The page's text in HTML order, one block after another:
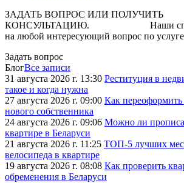
ЗАДАТЬ ВОПРОС ИЛИ
КОНСУЛЬТАЦИЮ. Наши
на любой интересующий вопрос по услуге
Задать вопрос
БлогВсе записи
31 августа 2026 г. 13:30 Реституция в
такое и когда нужна
27 августа 2026 г. 09:00 Как
нового собственника
24 августа 2026 г. 09:06 Можно ли
квартире в Беларуси
21 августа 2026 г. 11:25 ТОП-5 лучших
велосипеда в квартире
19 августа 2026 г. 08:08 Как проверить
обременения в Беларуси